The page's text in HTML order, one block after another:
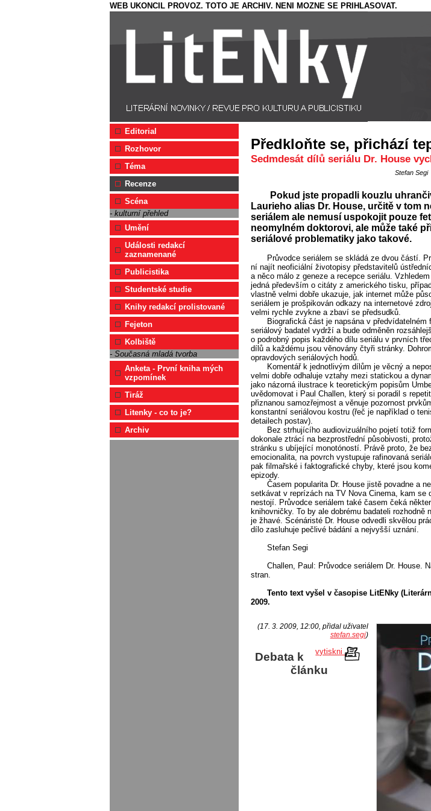
WEB UKONCIL PROVOZ. TOTO JE ARCHIV. NENI MOZNE SE PRIHLASOVAT.
Editorial
Rozhovor
Téma
Recenze
Scéna
- kulturní přehled
Umění
Události redakcí
zaznamenané
Publicistika
Studentské studie
Knihy redakcí prolistované
Fejeton
Kolbiště
- Současná mladá tvorba
Anketa - První kniha mých
vzpomínek
Tiráž
Litenky - co to je?
Archiv
Předkloňte se, přichází
Sedmdesát dílů seriálu Dr. House
Stefan Segi
Pokud jste propadli kouzlu
Laurieho alias Dr. House, určitě v tom
seriálem ale nemusí uspokojit pouze
neomylném doktorovi, ale může také
seriálové problematiky jako takové.
Průvodce seriálem se skládá ze dvou částí.
ní najít neoficiální životopisy představitelů
a něco málo z geneze a recepce seriálu.
jedná především o citáty z amerického tisku,
vlastně velmi dobře ukazuje, jak internet může
seriálem je prošpikován odkazy na internetové
velmi rychle zvykne a zbaví se předsudků.
Biografická část je napsána v
seriálový badatel vydrží a bude odměněn
o podrobný popis každého dílu seriálu v prvních
dílů a každému jsou věnovány čtyři stránky.
opravdových seriálových hodů.
Komentář k jednotlivým dílům je věcný a
velmi dobře odhaluje vztahy mezi statickou a
jako názorná ilustrace k teoretickým popisům
uvědomovat i Paul Challen, který si poradil s
přiznanou samozřejmost a věnuje pozornost
konstantní seriálovou kostru (řeč je například o
detailech postav).
Bez strhujícího audiovizuálního pojetí totiž
dokonale ztrácí na bezprostřední působivosti,
stránku s ubíjející monotóností. Právě proto, že
emocionalita, na povrch vystupuje rafinovaná
pak filmařské i faktografické chyby, které jsou
epizody.
Časem popularita Dr. House jistě povadne a
setkávat v reprízách na TV Nova Cinema, kam se
nestojí. Průvodce seriálem také časem čeká
knihovničky. To by ale dobrému badateli rozhodně
je žhavé. Scénáristé Dr. House odvedli skvělou
dílo zasluhuje pečlivé bádání a nejvyšší uznání.
Stefan Segi
Challen, Paul: Průvodce seriálem Dr. House.
stran.
Tento text vyšel v časopise LitENky
2009.
(17. 3. 2009, 12:00, přidal uživatel
stefan.segi)
vytiskni
Debata k
článku